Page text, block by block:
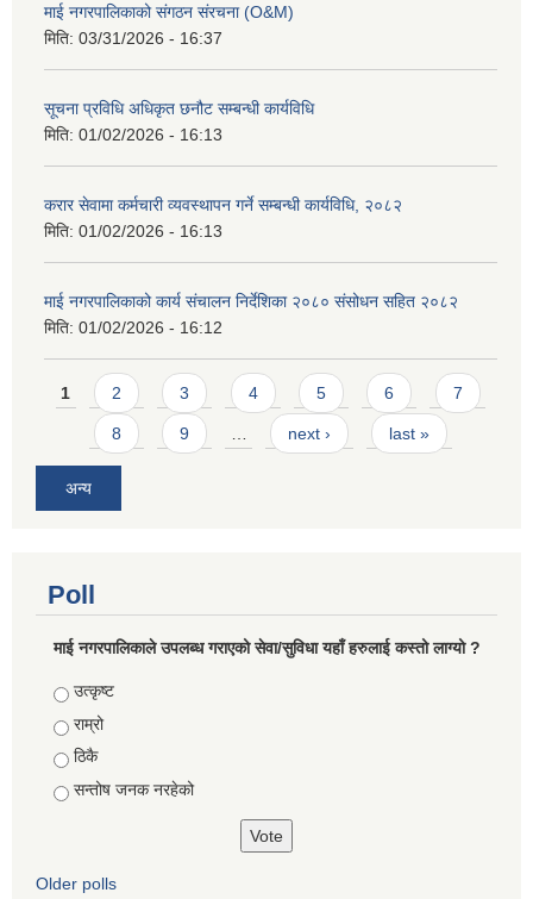
माई नगरपालिकाको संगठन संरचना (O&M)
मिति: 03/31/2026 - 16:37
सूचना प्रविधि अधिकृत छनौट सम्बन्धी कार्यविधि
मिति: 01/02/2026 - 16:13
करार सेवामा कर्मचारी व्यवस्थापन गर्ने सम्बन्धी कार्यविधि, २०८२
मिति: 01/02/2026 - 16:13
माई नगरपालिकाको कार्य संचालन निर्देशिका २०८० संसोधन सहित २०८२
मिति: 01/02/2026 - 16:12
Pages
1 2 3 4 5 6 7
8 9 next › last »
अन्य
Poll
माई नगरपालिकाले उपलब्ध गराएको सेवा/सुविधा यहाँ हरुलाई कस्तो लाग्यो ?
Choices
उत्कृष्ट
राम्रो
ठिकै
सन्तोष जनक नरहेको
Older polls